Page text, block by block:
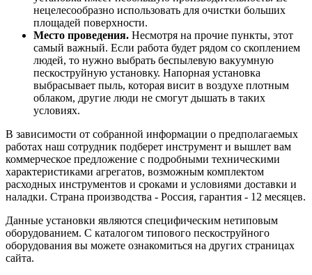
нецелесообразно использовать для очистки больших
площадей поверхности.
Место проведения. Несмотря на прочие пункты, этот
самый важный. Если работа будет рядом со скоплением
людей, то нужно выбрать беспылевую вакуумную
пескоструйную установку. Напорная установка
выбрасывает пыль, которая висит в воздухе плотным
облаком, другие люди не смогут дышать в таких
условиях.
В зависимости от собранной информации о предполагаемых
работах наш сотрудник подберет инструмент и вышлет вам
коммерческое предложение с подробными техническими
характеристиками агрегатов, возможным комплектом
расходных инструментов и сроками и условиями доставки и
наладки. Страна производства - Россия, гарантия - 12 месяцев.
Данные установки являются специфическим нетиповым
оборудованием. С каталогом типового пескоструйного
оборудования вы можете ознакомиться на других страницах
сайта.